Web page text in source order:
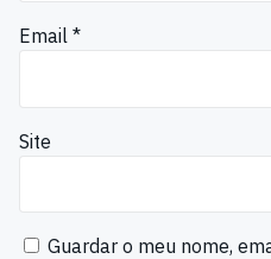
Email *
Site
Guardar o meu nome,